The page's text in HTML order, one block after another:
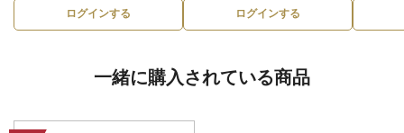
ログインする ログインする
一緒に購入されている商品